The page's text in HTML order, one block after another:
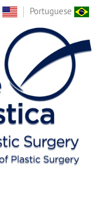
Portuguese